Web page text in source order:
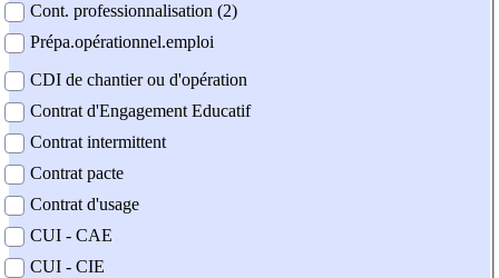
Cont. professionnalisation (2)
Prépa.opérationnel.emploi
CDI de chantier ou d'opération
Contrat d'Engagement Educatif
Contrat intermittent
Contrat pacte
Contrat d'usage
CUI - CAE
CUI - CIE